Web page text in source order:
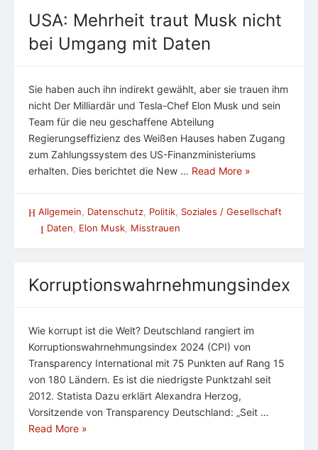
USA: Mehrheit traut Musk nicht
bei Umgang mit Daten
Sie haben auch ihn indirekt gewählt, aber sie trauen ihm
nicht Der Milliardär und Tesla-Chef Elon Musk und sein
Team für die neu geschaffene Abteilung
Regierungseffizienz des Weißen Hauses haben Zugang
zum Zahlungssystem des US-Finanzministeriums
erhalten. Dies berichtet die New … Read More »
Allgemein Datenschutz Politik Soziales / Gesellschaft
Daten, Elon Musk, Misstrauen
Korruptionswahrnehmungsindex
Wie korrupt ist die Welt? Deutschland rangiert im
Korruptionswahrnehmungsindex 2024 (CPI) von
Transparency International mit 75 Punkten auf Rang 15
von 180 Ländern. Es ist die niedrigste Punktzahl seit
2012. Statista Dazu erklärt Alexandra Herzog,
Vorsitzende von Transparency Deutschland: „Seit …
Read More »